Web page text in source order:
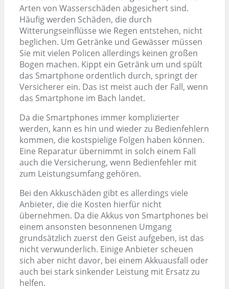
Arten von Wasserschäden abgesichert sind.
Häufig werden Schäden, die durch
Witterungseinflüsse wie Regen entstehen, nicht
beglichen. Um Getränke und Gewässer müssen
Sie mit vielen Policen allerdings keinen großen
Bogen machen. Kippt ein Getränk um und spült
das Smartphone ordentlich durch, springt der
Versicherer ein. Das ist meist auch der Fall, wenn
das Smartphone im Bach landet.
Da die Smartphones immer komplizierter
werden, kann es hin und wieder zu Bedienfehlern
kommen, die kostspielige Folgen haben können.
Eine Reparatur übernimmt in solch einem Fall
auch die Versicherung, wenn Bedienfehler mit
zum Leistungsumfang gehören.
Bei den Akkuschäden gibt es allerdings viele
Anbieter, die die Kosten hierfür nicht
übernehmen. Da die Akkus von Smartphones bei
einem ansonsten besonnenen Umgang
grundsätzlich zuerst den Geist aufgeben, ist das
nicht verwunderlich. Einige Anbieter scheuen
sich aber nicht davor, bei einem Akkuausfall oder
auch bei stark sinkender Leistung mit Ersatz zu
helfen.